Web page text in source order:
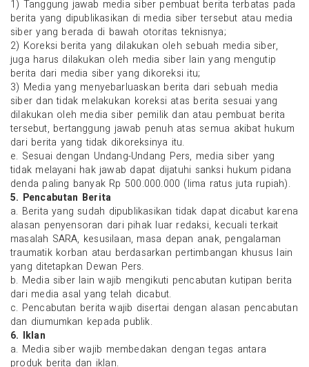
1) Tanggung jawab media siber pembuat berita terbatas pada
berita yang dipublikasikan di media siber tersebut atau media
siber yang berada di bawah otoritas teknisnya;
2) Koreksi berita yang dilakukan oleh sebuah media siber,
juga harus dilakukan oleh media siber lain yang mengutip
berita dari media siber yang dikoreksi itu;
3) Media yang menyebarluaskan berita dari sebuah media
siber dan tidak melakukan koreksi atas berita sesuai yang
dilakukan oleh media siber pemilik dan atau pembuat berita
tersebut, bertanggung jawab penuh atas semua akibat hukum
dari berita yang tidak dikoreksinya itu.
e. Sesuai dengan Undang-Undang Pers, media siber yang
tidak melayani hak jawab dapat dijatuhi sanksi hukum pidana
denda paling banyak Rp 500.000.000 (lima ratus juta rupiah).
5. Pencabutan Berita
a. Berita yang sudah dipublikasikan tidak dapat dicabut karena
alasan penyensoran dari pihak luar redaksi, kecuali terkait
masalah SARA, kesusilaan, masa depan anak, pengalaman
traumatik korban atau berdasarkan pertimbangan khusus lain
yang ditetapkan Dewan Pers.
b. Media siber lain wajib mengikuti pencabutan kutipan berita
dari media asal yang telah dicabut.
c. Pencabutan berita wajib disertai dengan alasan pencabutan
dan diumumkan kepada publik.
6. Iklan
a. Media siber wajib membedakan dengan tegas antara
produk berita dan iklan.